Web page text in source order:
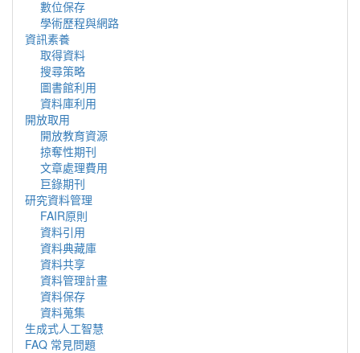
數位保存
學術歷程與網路
資訊素養
取得資料
搜尋策略
圖書館利用
資料庫利用
開放取用
開放教育資源
掠奪性期刊
文章處理費用
巨錄期刊
研究資料管理
FAIR原則
資料引用
資料典藏庫
資料共享
資料管理計畫
資料保存
資料蒐集
生成式人工智慧
FAQ 常見問題